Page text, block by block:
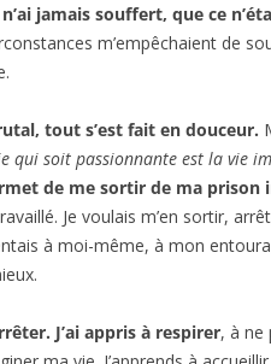
jamais souffert, que ce
m’empêchaient de
tout s’est fait en douceur.
qui soit passionnante est la vie
de me sortir de ma prison
Je voulais m’en sortir,
à moi-même, à mon
J’ai appris à respirer, à ne